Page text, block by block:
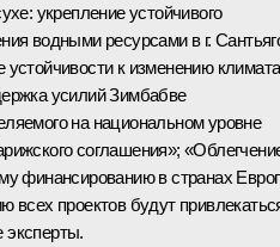
укрепление устойчивого
водными ресурсами в г.
к изменению климата
усилий Зимбабве
на национальном уровне
соглашения»;
финансированию в странах
всех проектов будут
эксперты.